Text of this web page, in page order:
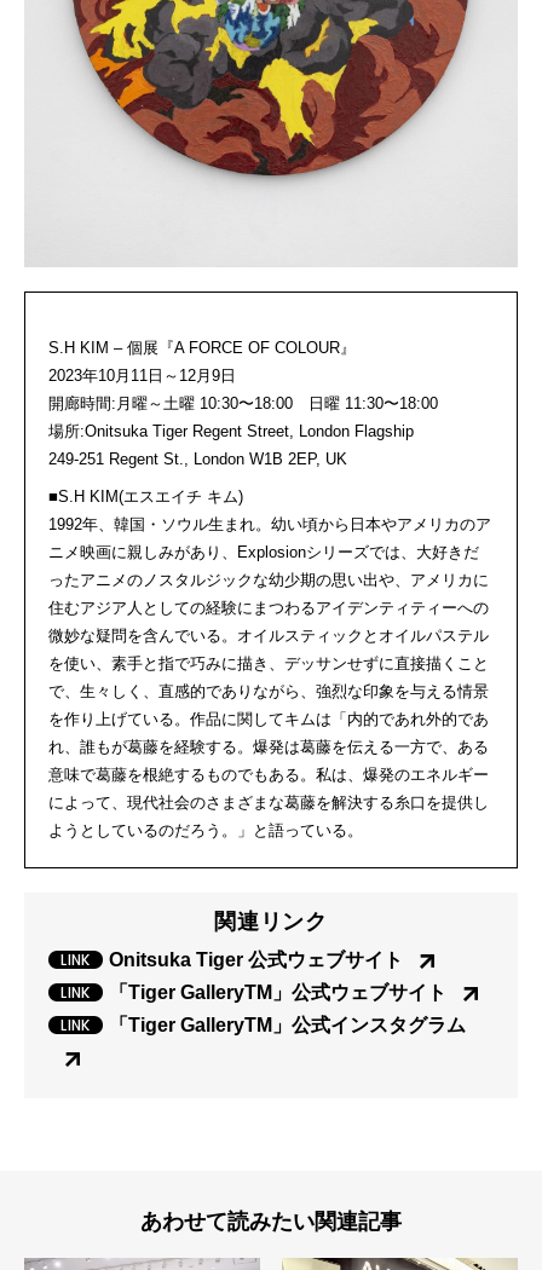
S.H KIM – 個展『A FORCE OF COLOUR』
2023年10月11日～12月9日
開廊時間:月曜～土曜 10:30〜18:00 日曜 11:30〜18:00
場所:Onitsuka Tiger Regent Street, London Flagship
249-251 Regent St., London W1B 2EP, UK
■S.H KIM(エスエイチ キム)
1992年、韓国・ソウル生まれ。幼い頃から日本やアメリカのア
ニメ映画に親しみがあり、Explosionシリーズでは、大好きだ
ったアニメのノスタルジックな幼少期の思い出や、アメリカに
住むアジア人としての経験にまつわるアイデンティティーへの
微妙な疑問を含んでいる。オイルスティックとオイルパステル
を使い、素手と指で巧みに描き、デッサンせずに直接描くこと
で、生々しく、直感的でありながら、強烈な印象を与える情景
を作り上げている。作品に関してキムは「内的であれ外的であ
れ、誰もが葛藤を経験する。爆発は葛藤を伝える一方で、ある
意味で葛藤を根絶するものでもある。私は、爆発のエネルギー
によって、現代社会のさまざまな葛藤を解決する糸口を提供し
ようとしているのだろう。」と語っている。
関連リンク
Onitsuka Tiger 公式ウェブサイト
「Tiger GalleryTM」公式ウェブサイト
「Tiger GalleryTM」公式インスタグラム
あわせて読みたい関連記事